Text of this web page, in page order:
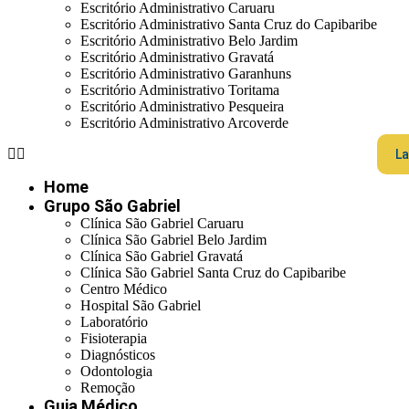
Escritório Administrativo Caruaru
Escritório Administrativo Santa Cruz do Capibaribe
Escritório Administrativo Belo Jardim
Escritório Administrativo Gravatá
Escritório Administrativo Garanhuns
Escritório Administrativo Toritama
Escritório Administrativo Pesqueira
Escritório Administrativo Arcoverde
Home
Grupo São Gabriel
Clínica São Gabriel Caruaru
Clínica São Gabriel Belo Jardim
Clínica São Gabriel Gravatá
Clínica São Gabriel Santa Cruz do Capibaribe
Centro Médico
Hospital São Gabriel
Laboratório
Fisioterapia
Diagnósticos
Odontologia
Remoção